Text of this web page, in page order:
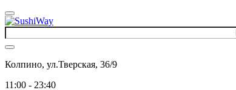
Колпино, ул.Тверская, 36/9
11:00 - 23:40